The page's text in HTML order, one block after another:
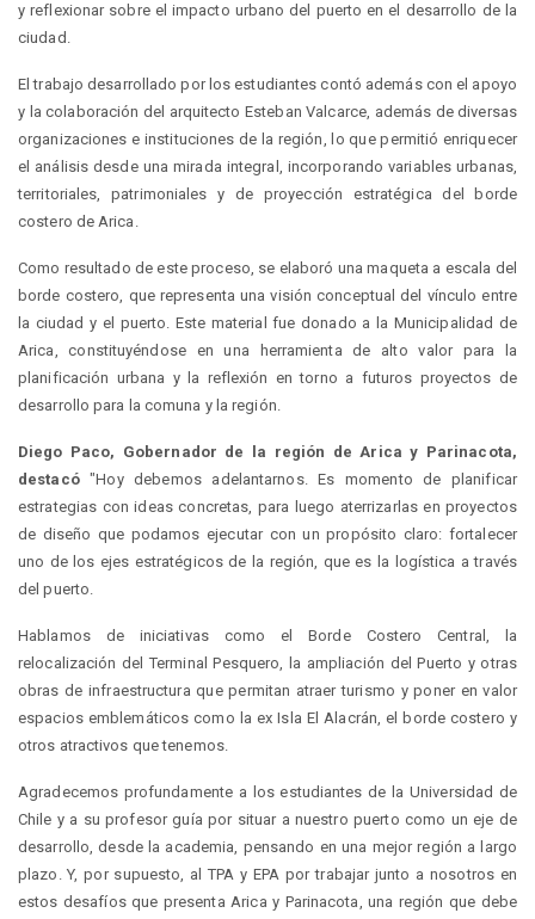
y reflexionar sobre el impacto urbano del puerto en el desarrollo de la
ciudad.
El trabajo desarrollado por los estudiantes contó además con el apoyo
y la colaboración del arquitecto Esteban Valcarce, además de diversas
organizaciones e instituciones de la región, lo que permitió enriquecer
el análisis desde una mirada integral, incorporando variables urbanas,
territoriales, patrimoniales y de proyección estratégica del borde
costero de Arica.
Como resultado de este proceso, se elaboró una maqueta a escala del
borde costero, que representa una visión conceptual del vínculo entre
la ciudad y el puerto. Este material fue donado a la Municipalidad de
Arica, constituyéndose en una herramienta de alto valor para la
planificación urbana y la reflexión en torno a futuros proyectos de
desarrollo para la comuna y la región.
Diego Paco, Gobernador de la región de Arica y Parinacota,
destacó"Hoy debemos adelantarnos. Es momento de planificar
estrategias con ideas concretas, para luego aterrizarlas en proyectos
de diseño que podamos ejecutar con un propósito claro: fortalecer
uno de los ejes estratégicos de la región, que es la logística a través
del puerto.
Hablamos de iniciativas como el Borde Costero Central, la
relocalización del Terminal Pesquero, la ampliación del Puerto y otras
obras de infraestructura que permitan atraer turismo y poner en valor
espacios emblemáticos como la ex Isla El Alacrán, el borde costero y
otros atractivos que tenemos.
Agradecemos profundamente a los estudiantes de la Universidad de
Chile y a su profesor guía por situar a nuestro puerto como un eje de
desarrollo, desde la academia, pensando en una mejor región a largo
plazo. Y, por supuesto, al TPA y EPA por trabajar junto a nosotros en
estos desafíos que presenta Arica y Parinacota, una región que debe